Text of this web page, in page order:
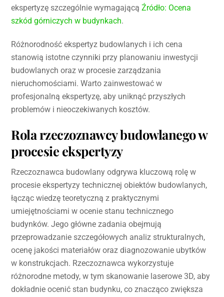
ekspertyzę szczególnie wymagającąŹródło: Ocena
szkód górniczych w budynkach.
Różnorodność ekspertyz budowlanych i ich cena
stanowią istotne czynniki przy planowaniu inwestycji
budowlanych oraz w procesie zarządzania
nieruchomościami. Warto zainwestować w
profesjonalną ekspertyzę, aby uniknąć przyszłych
problemów i nieoczekiwanych kosztów.
Rola rzeczoznawcy budowlanego w
procesie ekspertyzy
Rzeczoznawca budowlany odgrywa kluczową rolę w
procesie ekspertyzy technicznej obiektów budowlanych,
łącząc wiedzę teoretyczną z praktycznymi
umiejętnościami w ocenie stanu technicznego
budynków. Jego główne zadania obejmują
przeprowadzanie szczegółowych analiz strukturalnych,
ocenę jakości materiałów oraz diagnozowanie ubytków
w konstrukcjach. Rzeczoznawca wykorzystuje
różnorodne metody, w tym skanowanie laserowe 3D, aby
dokładnie ocenić stan budynku, co znacząco zwiększa